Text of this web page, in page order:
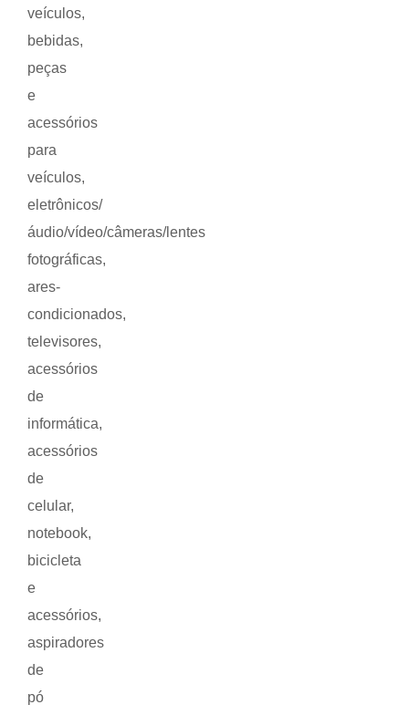
veículos,
bebidas,
peças
e
acessórios
para
veículos,
eletrônicos/
áudio/vídeo/câmeras/lentes
fotográficas,
ares-
condicionados,
televisores,
acessórios
de
informática,
acessórios
de
celular,
notebook,
bicicleta
e
acessórios,
aspiradores
de
pó